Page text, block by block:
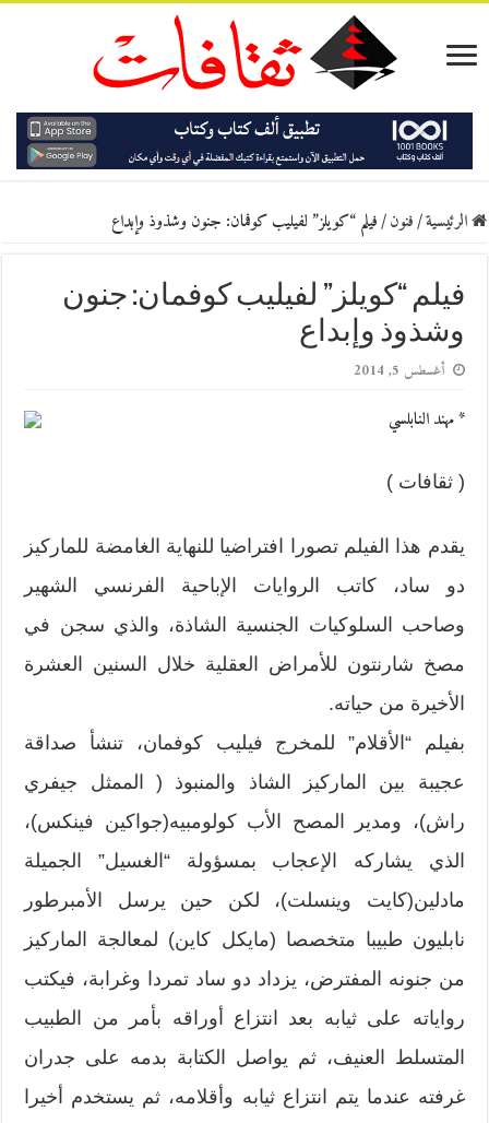
الرئيسية/فنون/فيلم “كويلز” لفيليب كوفمان: جنون وشذوذ وإبداع
فيلم “كويلز” لفيليب كوفمان: جنون
وشذوذ وإبداع
أغسطس 5, 2014
* مهند النابلسي
( ثقافات )
يقدم هذا الفيلم تصورا افتراضيا للنهاية الغامضة للماركيز
دو ساد، كاتب الروايات الإباحية الفرنسي الشهير
وصاحب السلوكيات الجنسية الشاذة، والذي سجن في
مصخ شارنتون للأمراض العقلية خلال السنين العشرة
الأخيرة من حياته.
بفيلم “الأقلام” للمخرج فيليب كوفمان، تنشأ صداقة
عجيبة بين الماركيز الشاذ والمنبوذ ( الممثل جيفري
راش)، ومدير المصح الأب كولومبيه(جواكين فينكس)،
الذي يشاركه الإعجاب بمسؤولة “الغسيل” الجميلة
مادلين(كايت وينسلت)، لكن حين يرسل الأمبرطور
نابليون طبيبا متخصصا (مايكل كاين) لمعالجة الماركيز
من جنونه المفترض، يزداد دو ساد تمردا وغرابة، فيكتب
رواياته على ثيابه بعد انتزاع أوراقه بأمر من الطبيب
المتسلط العنيف، ثم يواصل الكتابة بدمه على جدران
غرفته عندما يتم انتزاع ثيابه وأقلامه، ثم يستخدم أخيرا